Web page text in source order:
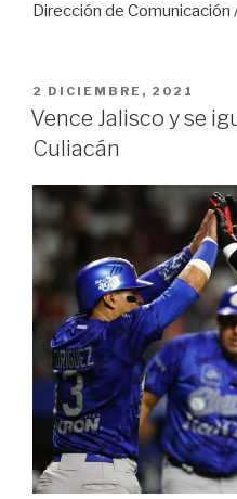
Dirección de Comunicación
PUBLICADO
EN
2 DICIEMBRE, 2021
Vence Jalisco y se
Culiacán